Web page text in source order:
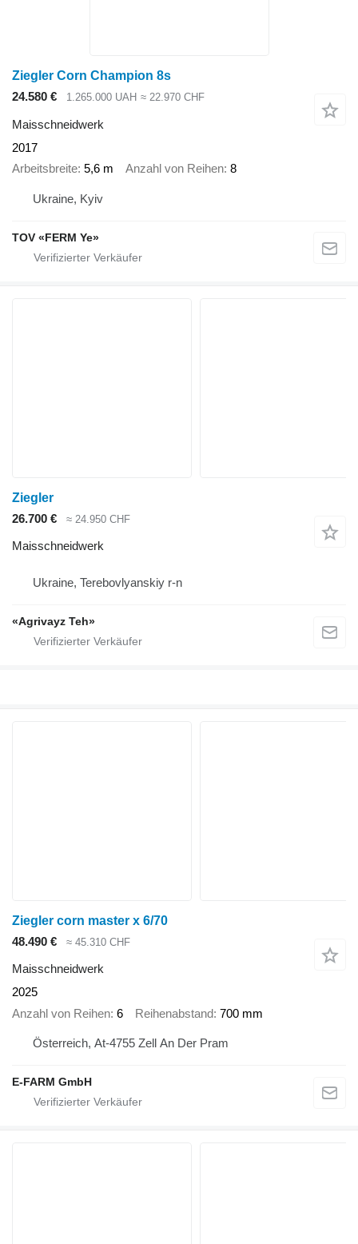
Ziegler Corn Champion 8s
24.580 €
1.265.000 UAH ≈ 22.970 CHF
Maisschneidwerk
2017
Arbeitsbreite 5,6 m Anzahl von Reihen 8
Ukraine, Kyiv
TOV «FERM Ye»
Ziegler
26.700 €
≈ 24.950 CHF
Maisschneidwerk
Ukraine, Terebovlyanskiy r-n
«Agrivayz Teh»
Ziegler corn master x 6/70
48.490 €
≈ 45.310 CHF
Maisschneidwerk
2025
Anzahl von Reihen 6 Reihenabstand 700 mm
Österreich, At-4755 Zell An Der Pram
E-FARM GmbH